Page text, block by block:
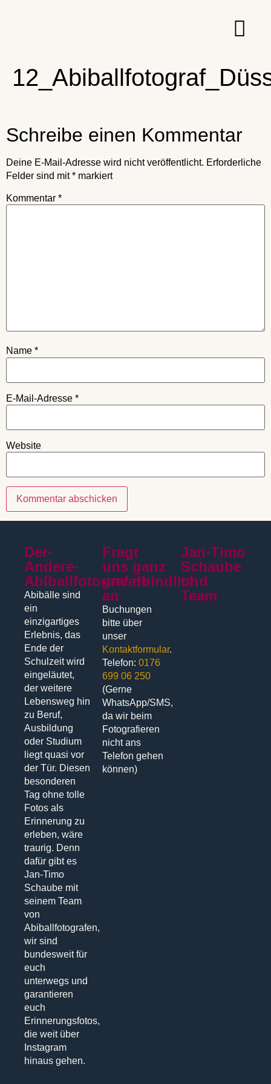
Schreibe einen Kommentar
Deine E-Mail-Adresse wird nicht veröffentlicht. Erforderliche
Felder sind mit* markiert
Kommentar *
Name *
E-Mail-Adresse *
Website
Der-
Andere-
Abiballfotograf.de
Abibälle sind
ein
einzigartiges
Erlebnis, das
Ende der
Schulzeit wird
eingeläutet,
der weitere
Lebensweg hin
zu Beruf,
Ausbildung
oder Studium
liegt quasi vor
der Tür. Diesen
besonderen
Tag ohne tolle
Fotos als
Erinnerung zu
erleben, wäre
traurig. Denn
dafür gibt es
Jan-Timo
Schaube mit
seinem Team
von
Abiballfotografen,
wir sind
bundesweit für
euch
unterwegs und
garantieren
euch
Erinnerungsfotos,
die weit über
Instagram
hinaus gehen.
Fragt
uns ganz
unverbindlich
an
Buchungen
bitte über
unser
Kontaktformular.
Telefon:0176
699 06 250
(Gerne
WhatsApp/SMS,
da wir beim
Fotografieren
nicht ans
Telefon gehen
können)
Jan-Timo
Schaube
und
Team